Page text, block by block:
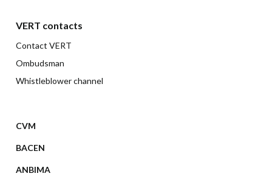
VERT contacts
Contact VERT
Ombudsman
Whistleblower channel
CVM
BACEN
ANBIMA